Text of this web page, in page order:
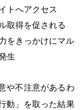
トへアクセス
取得を促される
をきっかけにマル
生
や不注意があるわ
動」を取った結果